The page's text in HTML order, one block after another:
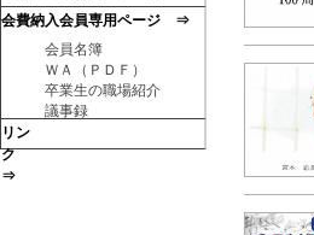
会費納入会員専用ページ ⇒
会員名簿
ＷＡ（ＰＤＦ）
卒業生の職場紹介
議事録
リン
ク
⇒